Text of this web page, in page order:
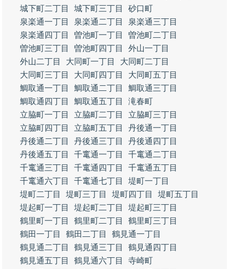
城下町二丁目
城下町三丁目
砂口町
泉楽通一丁目
泉楽通二丁目
泉楽通三丁目
泉楽通四丁目
曽池町一丁目
曽池町二丁目
曽池町三丁目
曽池町四丁目
外山一丁目
外山二丁目
大同町一丁目
大同町二丁目
大同町三丁目
大同町四丁目
大同町五丁目
鯛取通一丁目
鯛取通二丁目
鯛取通三丁目
鯛取通四丁目
鯛取通五丁目
滝春町
立脇町一丁目
立脇町二丁目
立脇町三丁目
立脇町四丁目
立脇町五丁目
丹後通一丁目
丹後通二丁目
丹後通三丁目
丹後通四丁目
丹後通五丁目
千竃通一丁目
千竃通二丁目
千竃通三丁目
千竃通四丁目
千竃通五丁目
千竃通六丁目
千竃通七丁目
堤町一丁目
堤町二丁目
堤町三丁目 堤町四丁目
堤町五丁目
堤起町一丁目
堤起町二丁目
堤起町三丁目
鶴里町一丁目
鶴里町二丁目
鶴里町三丁目
鶴田一丁目
鶴田二丁目
鶴見通一丁目
鶴見通二丁目
鶴見通三丁目
鶴見通四丁目
鶴見通五丁目
鶴見通六丁目
寺崎町